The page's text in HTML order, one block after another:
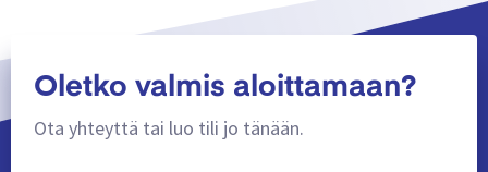
Oletko valmis aloittamaan?
Ota yhteyttä tai luo tili jo tänään.